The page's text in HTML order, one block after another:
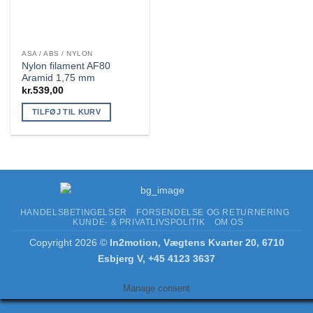
ASA / ABS / NYLON
Nylon filament AF80
Aramid 1,75 mm
kr.539,00
TILFØJ TIL KURV
HANDELSBETINGELSER
FORSENDELSE OG RETURNERING
KUNDE- & PRIVATLIVSPOLITIK
OM OS
Copyright 2026 © In2motion, Vægtens Kvarter 20, 6710
Esbjerg V, +45 4123 3637
Manage consent